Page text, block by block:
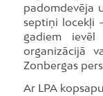
padomdevēja
septiņi locekļi
gadiem
organizācijā
Zonbergas
Ar LPA